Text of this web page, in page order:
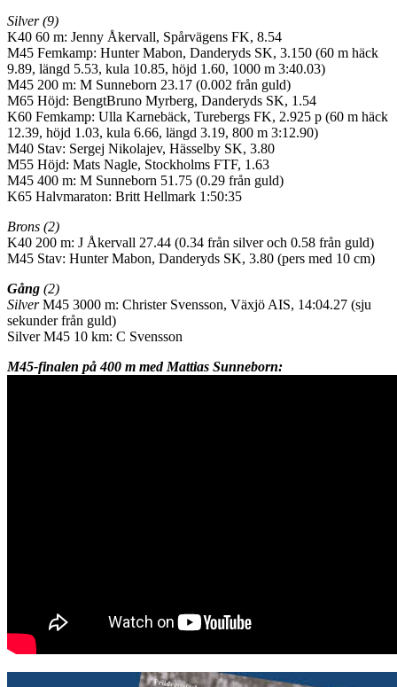
Silver (9)
K40 60 m: Jenny Åkervall, Spårvägens FK, 8.54
M45 Femkamp: Hunter Mabon, Danderyds SK, 3.150 (60 m häck
9.89, längd 5.53, kula 10.85, höjd 1.60, 1000 m 3:40.03)
M45 200 m: M Sunneborn 23.17 (0.002 från guld)
M65 Höjd: BengtBruno Myrberg, Danderyds SK, 1.54
K60 Femkamp: Ulla Karnebäck, Turebergs FK, 2.925 p (60 m häck
12.39, höjd 1.03, kula 6.66, längd 3.19, 800 m 3:12.90)
M40 Stav: Sergej Nikolajev, Hässelby SK, 3.80
M55 Höjd: Mats Nagle, Stockholms FTF, 1.63
M45 400 m: M Sunneborn 51.75 (0.29 från guld)
K65 Halvmaraton: Britt Hellmark 1:50:35
Brons (2)
K40 200 m: J Åkervall 27.44 (0.34 från silver och 0.58 från guld)
M45 Stav: Hunter Mabon, Danderyds SK, 3.80 (pers med 10 cm)
Gång (2)
SilverM45 3000 m: Christer Svensson, Växjö AIS, 14:04.27 (sju
sekunder från guld)
Silver M45 10 km: C Svensson
M45-finalen på 400 m med Mattias Sunneborn: